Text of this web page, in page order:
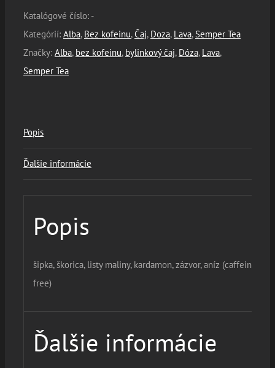
Semper
Tea
Katalógové číslo: -
Kategórií: Alba, Bez kofeinu,Čaj, Doza, Lava,Semper Tea
Značky: Alba, bez kofeinu, bylinkový čaj, Dóza, Lava,
Semper Tea
Popis
Ďalšie informácie
Popis
šipka, škorica, listy maliny, kardamon, zázvor, aníz (caffeine-
free)
Ďalšie informácie